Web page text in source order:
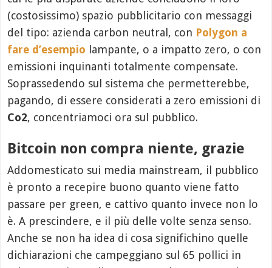
(costosissimo) spazio pubblicitario con messaggi
del tipo: azienda carbon neutral, con Polygon a
fare d’esempio lampante, o a impatto zero, o con
emissioni inquinanti totalmente compensate.
Soprassedendo sul sistema che permetterebbe,
pagando, di essere considerati a zero emissioni di
Co2, concentriamoci ora sul pubblico.
Bitcoin non compra niente, grazie
Addomesticato sui media mainstream, il pubblico
è pronto a recepire buono quanto viene fatto
passare per green, e cattivo quanto invece non lo
è. A prescindere, e il più delle volte senza senso.
Anche se non ha idea di cosa significhino quelle
dichiarazioni che campeggiano sul 65 pollici in